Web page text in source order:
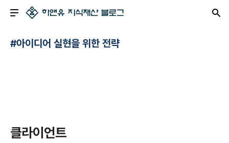
#아이디어 실현을 위한 전략
클라이언트